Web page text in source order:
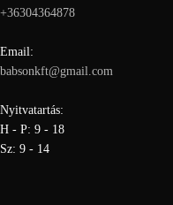
+36304364878
Email:
babsonkft@gmail.com
Nyitvatartás:
H - P: 9 - 18
Sz: 9 - 14